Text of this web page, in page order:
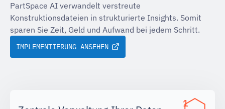
PartSpace AI verwandelt verstreute
Konstruktionsdateien in strukturierte Insights. Somit
sparen Sie Zeit, Geld und Aufwand bei jedem Schritt.
IMPLEMENTIERUNG ANSEHEN
1